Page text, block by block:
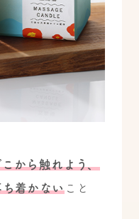
こから触れよう、
着かないこと